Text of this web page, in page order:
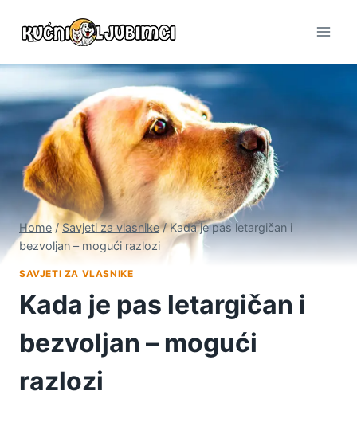
Home / Savjeti za vlasnike / Kada je pas letargičan i
bezvoljan – mogući razlozi
SAVJETI ZA VLASNIKE
Kada je pas letargičan i
bezvoljan – mogući
razlozi